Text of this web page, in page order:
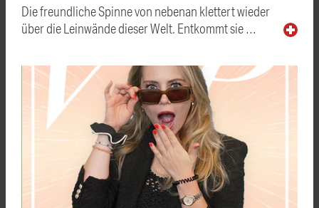
Die freundliche Spinne von nebenan klettert wieder
über die Leinwände dieser Welt. Entkommt sie …